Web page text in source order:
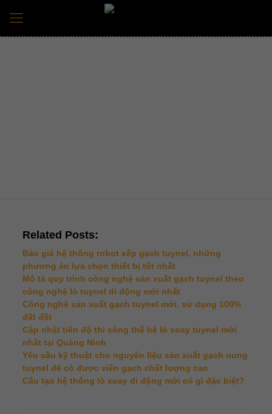
Related Posts:
Báo giá hệ thống robot xếp gạch tuynel, những
phương án lựa chọn thiết bị tốt nhất
Mô tả quy trình công nghệ sản xuất gạch tuynel theo
công nghệ lò tuynel di động mới nhất
Công nghệ sản xuất gạch tuynel mới, sử dụng 100%
đất đồi
Cập nhật tiến độ thi công thế hệ lò xoay tuynel mới
nhất tại Quảng Ninh
Yêu cầu kỹ thuật cho nguyên liệu sản xuất gạch nung
tuynel để có được viên gạch chất lượng cao
Cấu tạo hệ thống lò xoay di động mới có gì đặc biệt?